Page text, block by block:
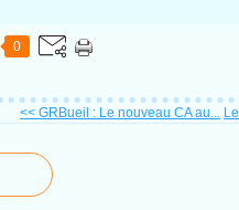
0
<< GRBueil : Le nouveau CA au...